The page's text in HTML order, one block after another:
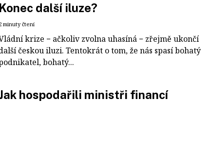
Konec další iluze?
minuty čtení
krize − ačkoliv zvolna uhasíná − zřejmě ukončí
českou iluzi. Tentokrát o tom, že nás spasí bohatý
bohatý...
hospodařili ministři financí